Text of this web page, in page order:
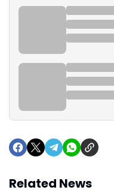
Related News